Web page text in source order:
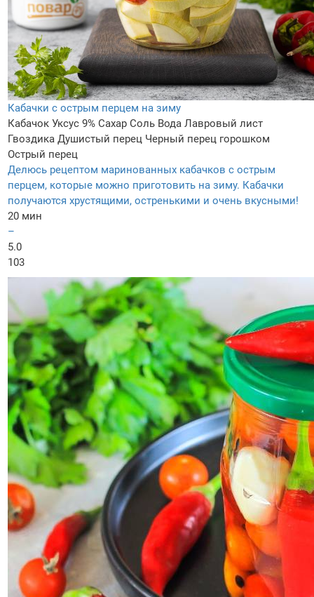
Кабачки с острым перцем на зиму
Кабачок Уксус 9% Сахар Соль Вода Лавровый лист
Гвоздика Душистый перец Черный перец горошком
Острый перец
Делюсь рецептом маринованных кабачков с острым
перцем, которые можно приготовить на зиму. Кабачки
получаются хрустящими, остренькими и очень вкусными!
20 мин
–
5.0
103